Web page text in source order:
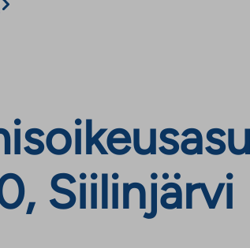
Siilinjärvi